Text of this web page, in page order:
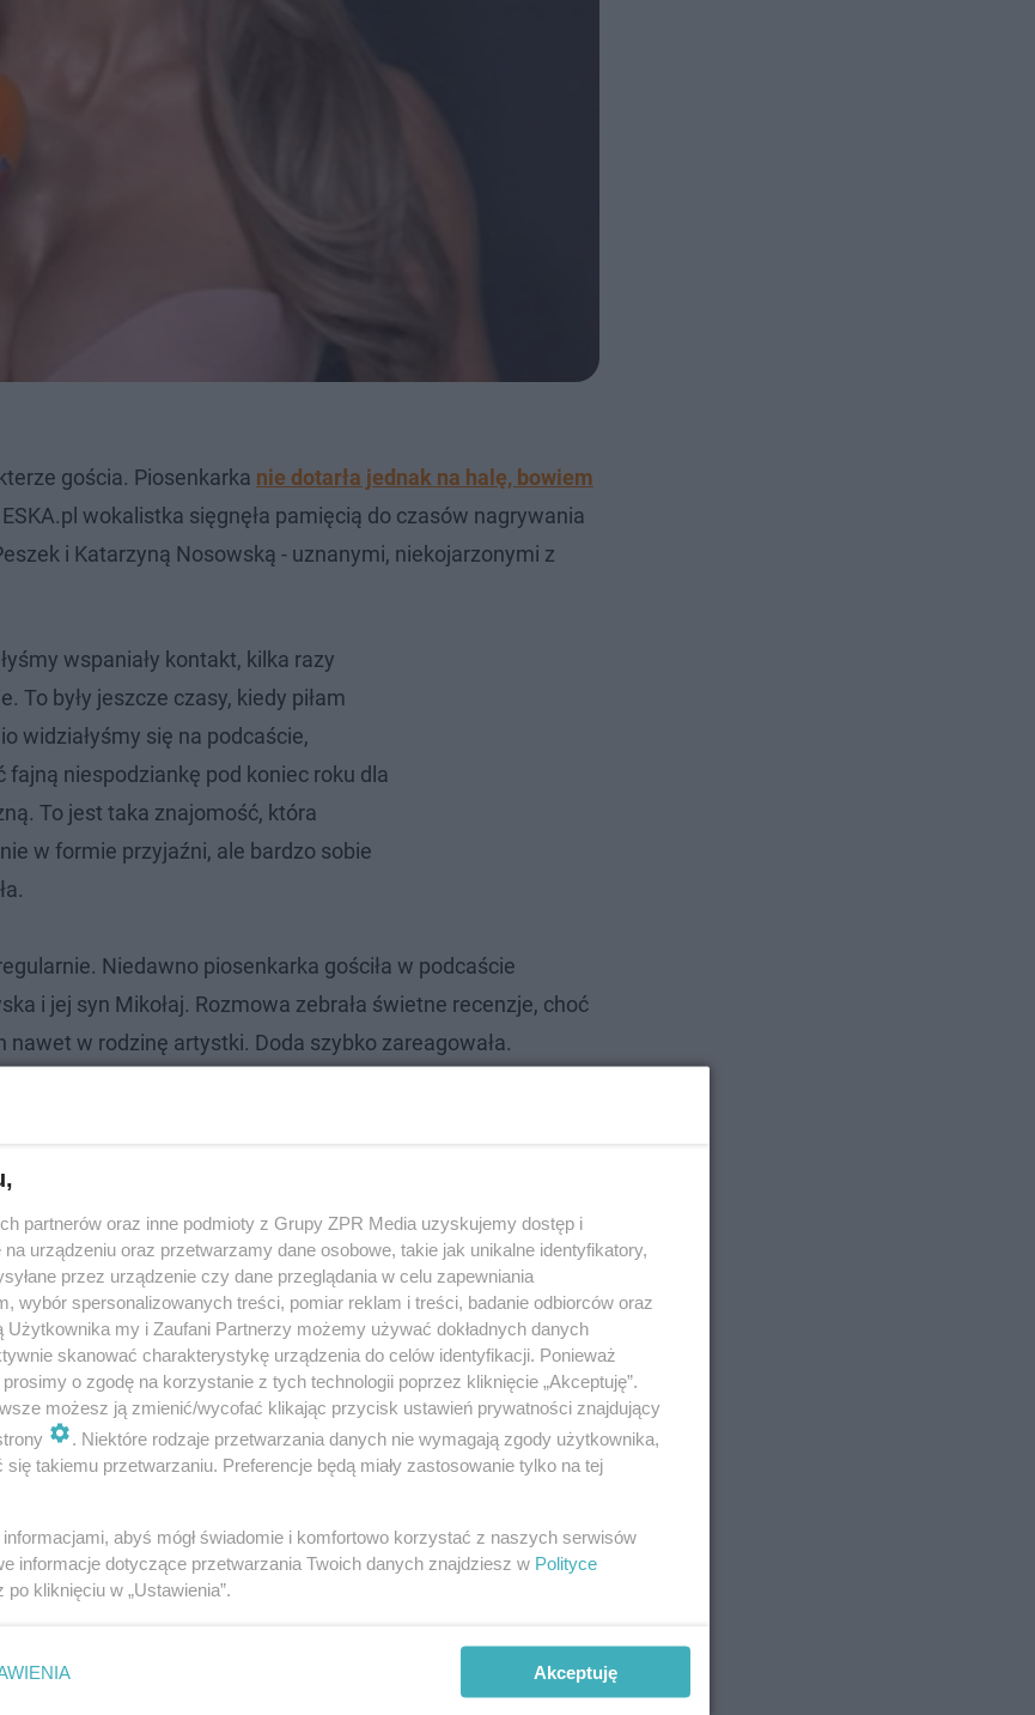
gościa. Piosenkarka nie dotarła jednak na halę, bowiem
wokalistka sięgnęła pamięcią do czasów nagrywania
i Katarzyną Nosowską - uznanymi, niekojarzonymi z
wspaniały kontakt, kilka razy
To były jeszcze czasy, kiedy piłam
widziałyśmy się na podcaście,
fajną niespodziankę pod koniec roku dla
To jest taka znajomość, która
w formie przyjaźni, ale bardzo sobie
Niedawno piosenkarka gościła w podcaście
i jej syn Mikołaj. Rozmowa zebrała świetne recenzje, choć
w rodzinę artystki. Doda szybko zareagowała.
zarabia najwięcej?
tutaj bardzo fajną społeczność.
hejterskich stronach, mają obsesję
i pierwsze komentują, obrażając
partnerów oraz inne podmioty z Grupy ZPR Media uzyskujemy dostęp i
urządzeniu oraz przetwarzamy dane osobowe, takie jak unikalne identyfikatory,
przez urządzenie czy dane przeglądania w celu zapewniania
wybór spersonalizowanych treści, pomiar reklam i treści, badanie odbiorców oraz
Użytkownika my i Zaufani Partnerzy możemy używać dokładnych danych
skanować charakterystykę urządzenia do celów identyfikacji. Ponieważ
o zgodę na korzystanie z tych technologii poprzez kliknięcie „Akceptuję”.
możesz ją zmienić/wycofać klikając przycisk ustawień prywatności znajdujący
. Niektóre rodzaje przetwarzania danych nie wymagają zgody użytkownika,
takiemu przetwarzaniu. Preferencje będą miały zastosowanie tylko na tej
abyś mógł świadomie i komfortowo korzystać z naszych serwisów
informacje dotyczące przetwarzania Twoich danych znajdziesz w Polityce
po kliknięciu w „Ustawienia”.
Akceptuję